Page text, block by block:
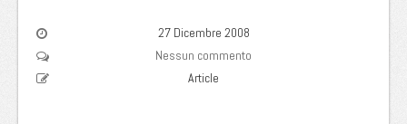
27 Dicembre 2008
Nessun commento
Article